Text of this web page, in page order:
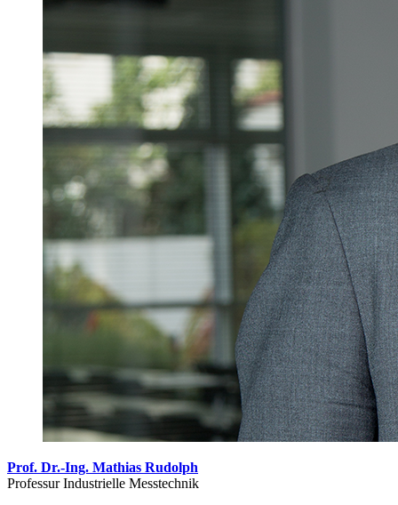
Prof. Dr.-Ing. Mathias Rudolph
Professur Industrielle Messtechnik